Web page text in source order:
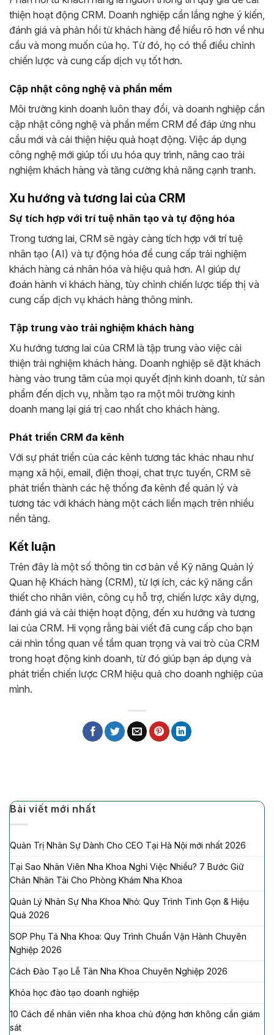
thiện hoạt động CRM. Doanh nghiệp cần lắng nghe ý kiến,
đánh giá và phản hồi từ khách hàng để hiểu rõ hơn về nhu
cầu và mong muốn của họ. Từ đó, họ có thể điều chỉnh
chiến lược và cung cấp dịch vụ tốt hơn.
Cập nhật công nghệ và phần mềm
Môi trường kinh doanh luôn thay đổi, và doanh nghiệp cần
cập nhật công nghệ và phần mềm CRM để đáp ứng nhu
cầu mới và cải thiện hiệu quả hoạt động. Việc áp dụng
công nghệ mới giúp tối ưu hóa quy trình, nâng cao trải
nghiệm khách hàng và tăng cường khả năng cạnh tranh.
Xu hướng và tương lai của CRM
Sự tích hợp với trí tuệ nhân tạo và tự động hóa
Trong tương lai, CRM sẽ ngày càng tích hợp với trí tuệ
nhân tạo (AI) và tự động hóa để cung cấp trải nghiệm
khách hàng cá nhân hóa và hiệu quả hơn. AI giúp dự
đoán hành vi khách hàng, tùy chỉnh chiến lược tiếp thị và
cung cấp dịch vụ khách hàng thông minh.
Tập trung vào trải nghiệm khách hàng
Xu hướng tương lai của CRM là tập trung vào việc cải
thiện trải nghiệm khách hàng. Doanh nghiệp sẽ đặt khách
hàng vào trung tâm của mọi quyết định kinh doanh, từ sản
phẩm đến dịch vụ, nhằm tạo ra một môi trường kinh
doanh mang lại giá trị cao nhất cho khách hàng.
Phát triển CRM đa kênh
Với sự phát triển của các kênh tương tác khác nhau như
mạng xã hội, email, điện thoại, chat trực tuyến, CRM sẽ
phát triển thành các hệ thống đa kênh để quản lý và
tương tác với khách hàng một cách liền mạch trên nhiều
nền tảng.
Kết luận
Trên đây là một số thông tin cơ bản về Kỹ năng Quản lý
Quan hệ Khách hàng (CRM), từ lợi ích, các kỹ năng cần
thiết cho nhân viên, công cụ hỗ trợ, chiến lược xây dựng,
đánh giá và cải thiện hoạt động, đến xu hướng và tương
lai của CRM. Hi vọng rằng bài viết đã cung cấp cho bạn
cái nhìn tổng quan về tầm quan trọng và vai trò của CRM
trong hoạt động kinh doanh, từ đó giúp bạn áp dụng và
phát triển chiến lược CRM hiệu quả cho doanh nghiệp của
mình.
Bài viết mới nhất
Quản Trị Nhân Sự Dành Cho CEO Tại Hà Nội mới nhất 2026
Tại Sao Nhân Viên Nha Khoa Nghỉ Việc Nhiều? 7 Bước Giữ
Chân Nhân Tài Cho Phòng Khám Nha Khoa
Quản Lý Nhân Sự Nha Khoa Nhỏ: Quy Trình Tinh Gọn & Hiệu
Quả 2026
SOP Phụ Tá Nha Khoa: Quy Trình Chuẩn Vận Hành Chuyên
Nghiệp 2026
Cách Đào Tạo Lễ Tân Nha Khoa Chuyên Nghiệp 2026
Khóa học đào tạo doanh nghiệp
10 Cách để nhân viên nha khoa chủ động hơn không cần giám
sát